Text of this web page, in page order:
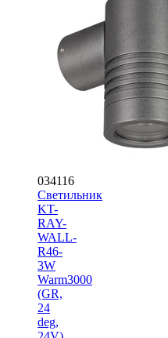
034116
Светильник
KT-
RAY-
WALL-
R46-
3W
Warm3000
(GR,
24
deg,